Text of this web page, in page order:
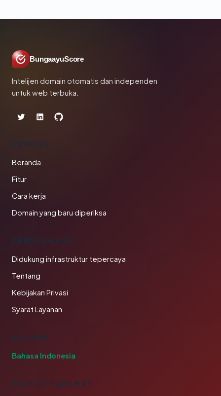
BungaayuScore
Intelijen domain otomatis dan independen
untuk web terbuka.
PRODUK
Beranda
Fitur
Cara kerja
Domain yang baru diperiksa
PERUSAHAAN
Didukung infrastruktur tepercaya
Tentang
Kebijakan Privasi
Syarat Layanan
BAHASA
Bahasa Indonesia
TAUTAN SAHABAT